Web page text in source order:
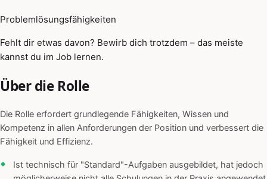
Problemlösungsfähigkeiten
Fehlt dir etwas davon? Bewirb dich trotzdem – das meiste
kannst du im Job lernen.
Über die Rolle
Die Rolle erfordert grundlegende Fähigkeiten, Wissen und
Kompetenz in allen Anforderungen der Position und verbessert die
Fähigkeit und Effizienz.
Ist technisch für "Standard"-Aufgaben ausgebildet, hat jedoch